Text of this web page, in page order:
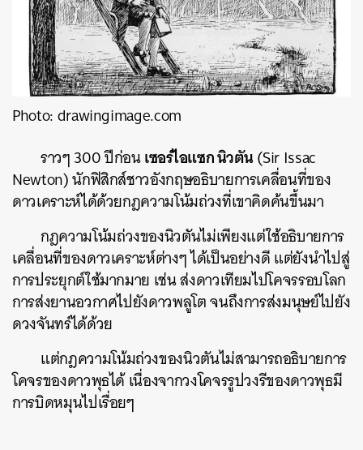
Photo: drawingimage.com
ราวๆ 300 ปีก่อนเซอร์ไอแซก นิวตัน(Sir Issac
Newton) นักฟิสิกส์ชาวอังกฤษอธิบายการเคลื่อนที่ของ
ดาวเคราะห์ได้ด้วยกฎความโน้มถ่วงที่เขาคิดค้นขึ้นมา
กฎความโน้มถ่วงของนิวตันไม่เพียงแต่ใช้อธิบายการ
เคลื่อนที่ของดาวเคราะห์ต่างๆ ได้เป็นอย่างดี แต่ยังนำไปสู่
การประยุกต์ใช้มากมาย เช่น ส่งดาวเทียมไปโคจรรอบโลก
การส่งยานอวกาศไปยังดาวพลูโต จนถึงการส่งมนุษย์ไปยัง
ดวงจันทร์ได้ด้วย
แต่กฎความโน้มถ่วงของนิวตันไม่สามารถอธิบายการ
โคจรของดาวพุธได้ เนื่องจากวงโคจรรูปวงรีของดาวพุธมี
การบิดหมุนไปเรื่อยๆ